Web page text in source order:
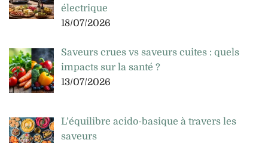
électrique
18/07/2026
Saveurs crues vs saveurs cuites : quels
impacts sur la santé ?
13/07/2026
L’équilibre acido-basique à travers les
saveurs